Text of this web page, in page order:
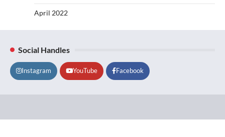
April 2022
Social Handles
Instagram YouTube Facebook